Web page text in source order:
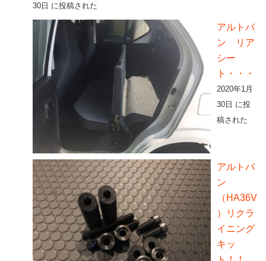
30日 に投稿された
アルトバ
ン リア
シー
ト・・・
2020年1月
30日 に投
稿された
アルトバ
ン
（HA36V
）リクラ
イニング
キッ